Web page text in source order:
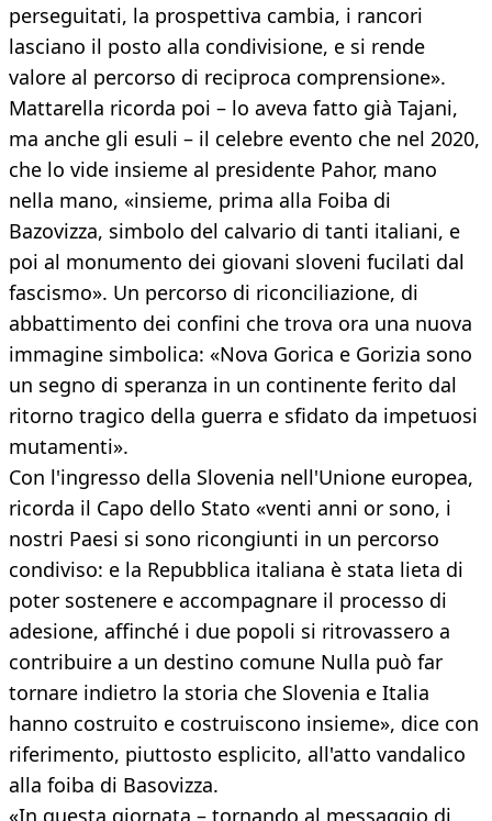
perseguitati, la prospettiva cambia, i rancori
lasciano il posto alla condivisione, e si rende
valore al percorso di reciproca comprensione».
Mattarella ricorda poi – lo aveva fatto già Tajani,
ma anche gli esuli – il celebre evento che nel 2020,
che lo vide insieme al presidente Pahor, mano
nella mano, «insieme, prima alla Foiba di
Bazovizza, simbolo del calvario di tanti italiani, e
poi al monumento dei giovani sloveni fucilati dal
fascismo». Un percorso di riconciliazione, di
abbattimento dei confini che trova ora una nuova
immagine simbolica: «Nova Gorica e Gorizia sono
un segno di speranza in un continente ferito dal
ritorno tragico della guerra e sfidato da impetuosi
mutamenti».
Con l'ingresso della Slovenia nell'Unione europea,
ricorda il Capo dello Stato «venti anni or sono, i
nostri Paesi si sono ricongiunti in un percorso
condiviso: e la Repubblica italiana è stata lieta di
poter sostenere e accompagnare il processo di
adesione, affinché i due popoli si ritrovassero a
contribuire a un destino comune Nulla può far
tornare indietro la storia che Slovenia e Italia
hanno costruito e costruiscono insieme», dice con
riferimento, piuttosto esplicito, all'atto vandalico
alla foiba di Basovizza.
«In questa giornata – tornando al messaggio di